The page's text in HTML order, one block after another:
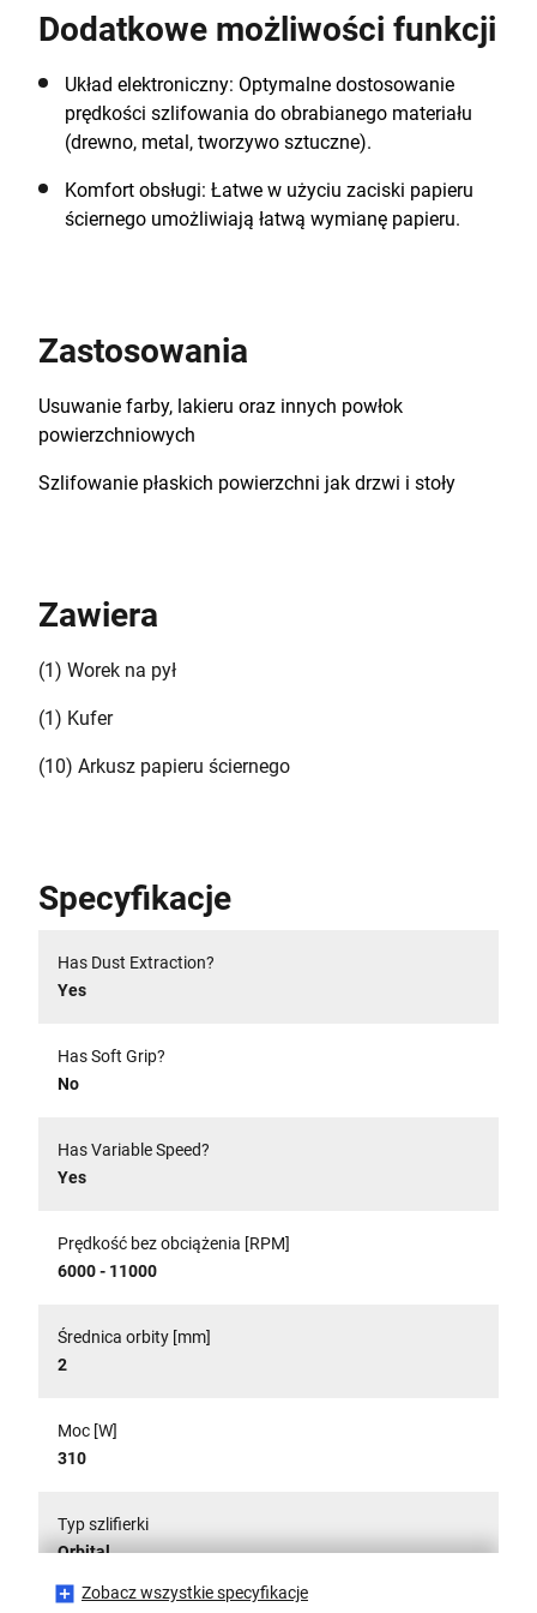
Dodatkowe możliwości funkcji
Układ elektroniczny: Optymalne dostosowanie
prędkości szlifowania do obrabianego materiału
(drewno, metal, tworzywo sztuczne).
Komfort obsługi: Łatwe w użyciu zaciski papieru
ściernego umożliwiają łatwą wymianę papieru.
Zastosowania
Usuwanie farby, lakieru oraz innych powłok
powierzchniowych
Szlifowanie płaskich powierzchni jak drzwi i stoły
Zawiera
(1) Worek na pył
(1) Kufer
(10) Arkusz papieru ściernego
Specyfikacje
Has Dust Extraction?
Yes
Has Soft Grip?
No
Has Variable Speed?
Yes
Prędkość bez obciążenia [RPM]
6000 - 11000
Średnica orbity [mm]
2
Moc [W]
310
Typ szlifierki
Orbital
Zobacz wszystkie specyfikacje